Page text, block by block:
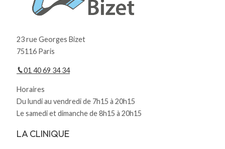
23 rue Georges Bizet
75116 Paris
01 40 69 34 34
Horaires
Du lundi au vendredi de 7h15 à 20h15
Le samedi et dimanche de 8h15 à 20h15
LA CLINIQUE